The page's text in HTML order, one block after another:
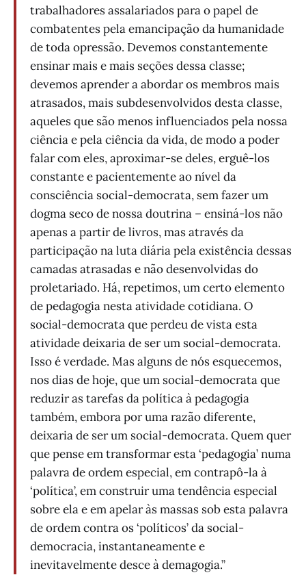
trabalhadores assalariados para o papel de
combatentes pela emancipação da humanidade
de toda opressão. Devemos constantemente
ensinar mais e mais seções dessa classe;
devemos aprender a abordar os membros mais
atrasados, mais subdesenvolvidos desta classe,
aqueles que são menos influenciados pela nossa
ciência e pela ciência da vida, de modo a poder
falar com eles, aproximar-se deles, erguê-los
constante e pacientemente ao nível da
consciência social-democrata, sem fazer um
dogma seco de nossa doutrina – ensiná-los não
apenas a partir de livros, mas através da
participação na luta diária pela existência dessas
camadas atrasadas e não desenvolvidas do
proletariado. Há, repetimos, um certo elemento
de pedagogia nesta atividade cotidiana. O
social-democrata que perdeu de vista esta
atividade deixaria de ser um social-democrata.
Isso é verdade. Mas alguns de nós esquecemos,
nos dias de hoje, que um social-democrata que
reduzir as tarefas da política à pedagogia
também, embora por uma razão diferente,
deixaria de ser um social-democrata. Quem quer
que pense em transformar esta ‘pedagogia’ numa
palavra de ordem especial, em contrapô-la à
‘política’, em construir uma tendência especial
sobre ela e em apelar às massas sob esta palavra
de ordem contra os ‘políticos’ da social-
democracia, instantaneamente e
inevitavelmente desce à demagogia.”